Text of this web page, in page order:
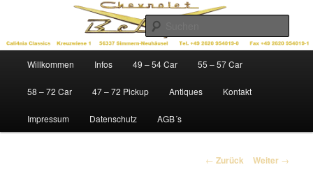
Cali4nia Classics
Ersatzteile für Chevys der Baujahre 1949 – 1972
Willkommen Infos 49 – 54 Car 55 – 57 Car
58 – 72 Car 47 – 72 Pickup Antiques Kontakt
Impressum Datenschutz AGB´s
Beitrags-
← Zurück Weiter →